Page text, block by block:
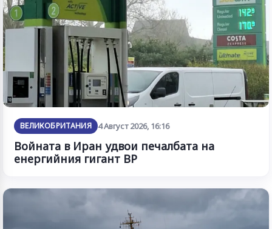
ВЕЛИКОБРИТАНИЯ 4 Август 2026, 16:16
Войната в Иран удвои печалбата на
енергийния гигант BP